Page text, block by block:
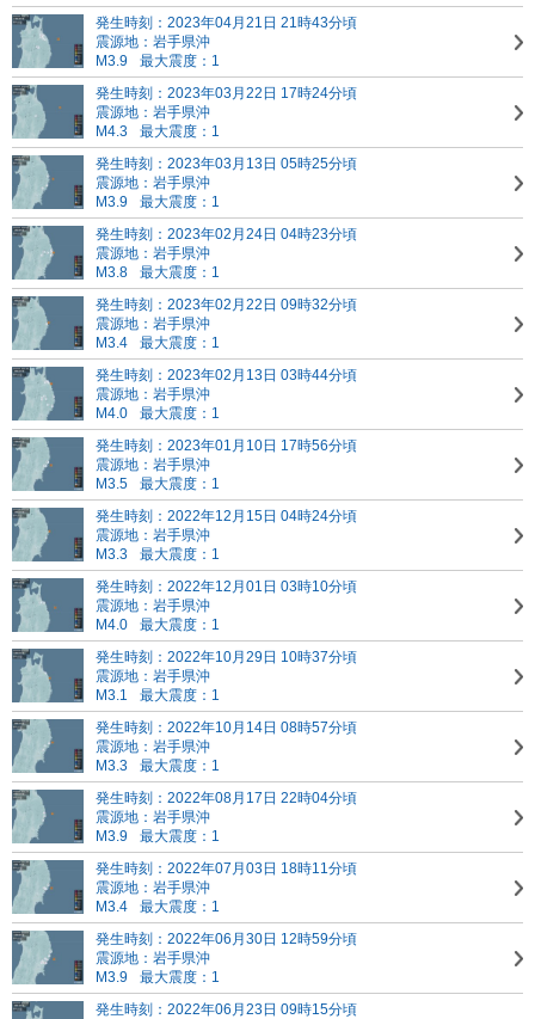
発生時刻：2023年04月21日 21時43分頃
震源地：岩手県沖
M3.9
最大震度：1
発生時刻：2023年03月22日 17時24分頃
震源地：岩手県沖
M4.3
最大震度：1
発生時刻：2023年03月13日 05時25分頃
震源地：岩手県沖
M3.9
最大震度：1
発生時刻：2023年02月24日 04時23分頃
震源地：岩手県沖
M3.8
最大震度：1
発生時刻：2023年02月22日 09時32分頃
震源地：岩手県沖
M3.4
最大震度：1
発生時刻：2023年02月13日 03時44分頃
震源地：岩手県沖
M4.0
最大震度：1
発生時刻：2023年01月10日 17時56分頃
震源地：岩手県沖
M3.5
最大震度：1
発生時刻：2022年12月15日 04時24分頃
震源地：岩手県沖
M3.3
最大震度：1
発生時刻：2022年12月01日 03時10分頃
震源地：岩手県沖
M4.0
最大震度：1
発生時刻：2022年10月29日 10時37分頃
震源地：岩手県沖
M3.1
最大震度：1
発生時刻：2022年10月14日 08時57分頃
震源地：岩手県沖
M3.3
最大震度：1
発生時刻：2022年08月17日 22時04分頃
震源地：岩手県沖
M3.9
最大震度：1
発生時刻：2022年07月03日 18時11分頃
震源地：岩手県沖
M3.4
最大震度：1
発生時刻：2022年06月30日 12時59分頃
震源地：岩手県沖
M3.9
最大震度：1
発生時刻：2022年06月23日 09時15分頃